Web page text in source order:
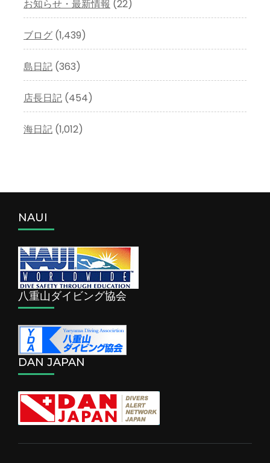
お知らせ・最新情報 (22)
ブログ (1,439)
島日記 (363)
店長日記 (454)
海日記 (1,012)
NAUI
八重山ダイビング協会
DAN JAPAN